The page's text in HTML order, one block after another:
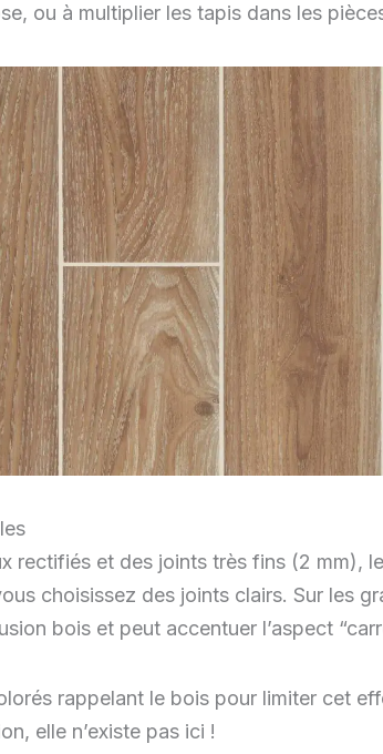
ou à multiplier les tapis dans les
rectifiés et des joints très fins (2 mm),
choisissez des joints clairs. Sur les
bois et peut accentuer l’aspect
rappelant le bois pour limiter cet
elle n’existe pas ici !